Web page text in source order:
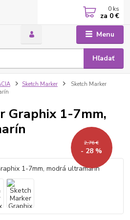
Menu
Hľadať
0 ks
za 0 €
Sketch Marker
Sketch Marker
Graphix 1-7mm,
2,76 €
- 28 %